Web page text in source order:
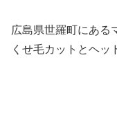
広島県世羅町にある
くせ毛カットとヘッ